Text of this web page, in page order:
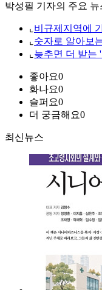
박성필 기자의 주요 뉴
⌞ 비규제지역에
⌞ 숫자로 알아보
⌞ 늦추면 더 받는
좋아요0
화나요0
슬퍼요0
더 궁금해요0
최신뉴스